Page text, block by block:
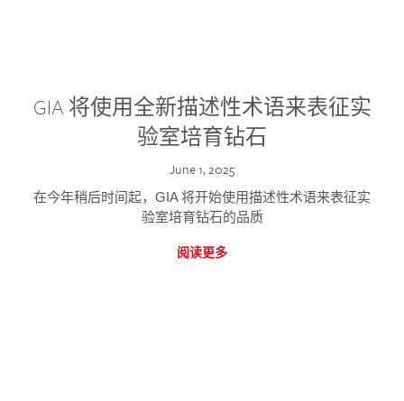
GIA 将使用全新描述性术语来表征实
验室培育钻石
June 1, 2025
在今年稍后时间起，GIA 将开始使用描述性术语来表征实
验室培育钻石的品质
阅读更多